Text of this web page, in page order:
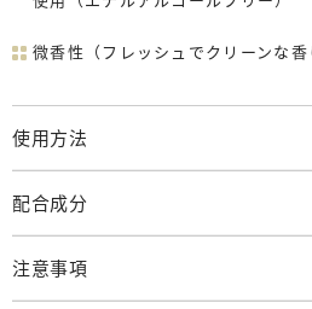
微香性（フレッシュでクリーンな香
使用方法
配合成分
注意事項